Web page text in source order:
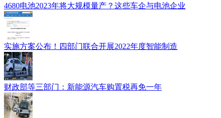
4680电池2023年将大规模量产？这些车企与电池企业
实施方案公布！四部门联合开展2022年度智能制造
财政部等三部门：新能源汽车购置税再免一年